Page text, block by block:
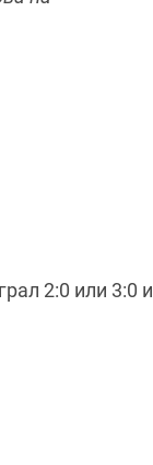
2:0 или 3:0 и